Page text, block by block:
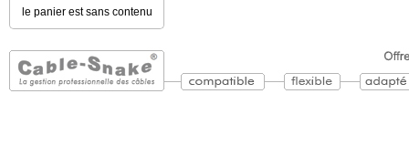
le panier est sans contenu